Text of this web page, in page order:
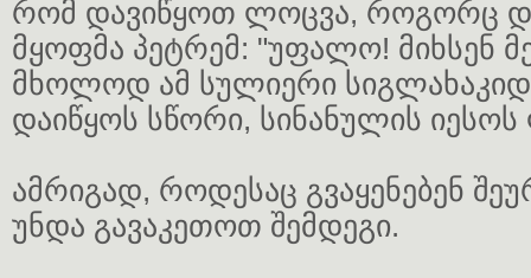
რომ დავიწყოთ ლოცვა, როგორც
მყოფმა პეტრემ: "უფალო! მიხსენ
მხოლოდ ამ სულიერი
დაიწყოს სწორი, სინანულის
ამრიგად, როდესაც გვაყენებენ
უნდა გავაკეთოთ შემდეგი.